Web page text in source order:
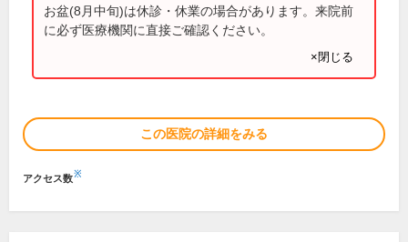
お盆(8月中旬)は休診・休業の場合があります。来院前
に必ず医療機関に直接ご確認ください。
×閉じる
この医院の詳細をみる
アクセス数※